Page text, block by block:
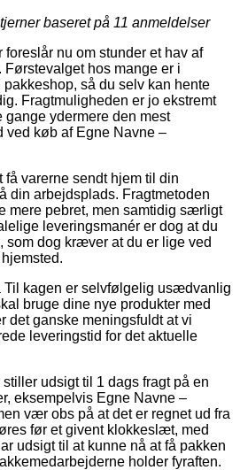
baseret på 11 anmeldelser
nu om stunder et hav af
Førstevalget hos mange er i
så du selv kan hente
Fragtmuligheden er jo ekstremt
gange ydermere den mest
ved køb af Egne Navne –
få varerne sendt hjem til din
din arbejdsplads. Fragtmetoden
mere pebret, men samtidig særligt
leveringsmanér er dog at du
som dog kræver at du er lige ved
Til kagen er selvfølgelig usædvanlig
bruge dine nye produkter med
det ganske meningsfuldt at vi
leveringstid for det aktuelle
udsigt til 1 dags fragt på en
eksempelvis Egne Navne –
vær obs på at det er regnet ud fra
før et givent klokkeslæt, med
udsigt til at kunne nå at få pakken
holder fyraften.